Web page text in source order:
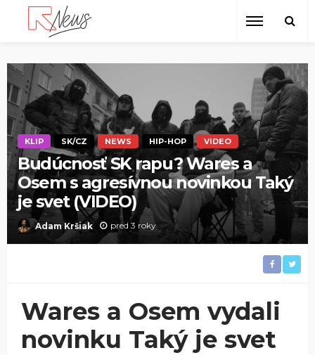
KLIP SK/CZ NEWS HIP-HOP VIDEO
Budúcnosť SK rapu? Wares a
Osem s agresívnou novinkou Taký
je svet (VIDEO)
Adam Kršiak pred 3 roky
Wares a Osem vydali
novinku Taký je svet